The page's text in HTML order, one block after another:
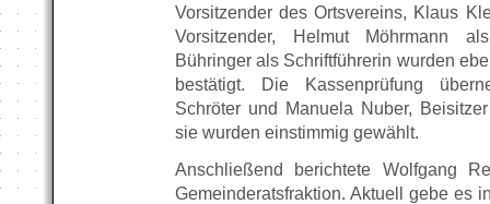
Vorsitzender des Ortsvereins, Klaus
Vorsitzender, Helmut Möhrmann
Bühringer als Schriftführerin wurden
bestätigt. Die Kassenprüfung
Schröter und Manuela Nuber,
sie wurden einstimmig gewählt.
Anschließend berichtete Wolfgang
Gemeinderatsfraktion. Aktuell gebe es